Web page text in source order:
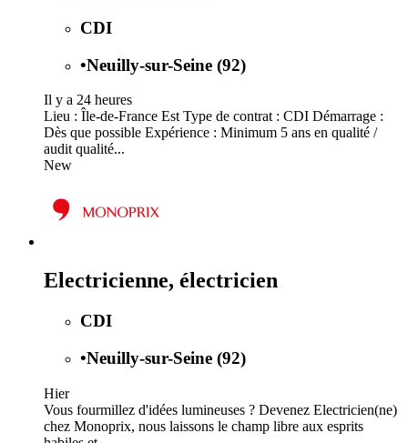
CDI
•Neuilly-sur-Seine (92)
Il y a 24 heures
Lieu : Île-de-France Est Type de contrat : CDI Démarrage :
Dès que possible Expérience : Minimum 5 ans en qualité /
audit qualité...
New
Electricienne, électricien
CDI
•Neuilly-sur-Seine (92)
Hier
Vous fourmillez d'idées lumineuses ? Devenez Electricien(ne)
chez Monoprix, nous laissons le champ libre aux esprits